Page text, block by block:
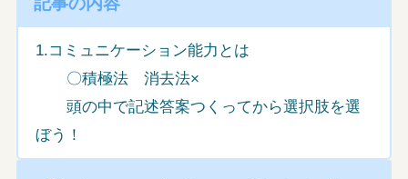
1.コミュニケーション能力とは
〇積極法 消去法×
頭の中で記述答案つくってから選択肢を選
ぼう！